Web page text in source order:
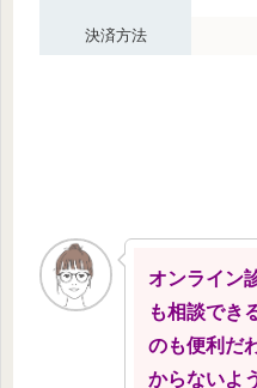
決済方法
オンライン
も相談でき
のも便利だ
からないよ